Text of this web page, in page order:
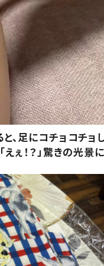
、足にコチョコチョ
ぇ！？」驚きの光景